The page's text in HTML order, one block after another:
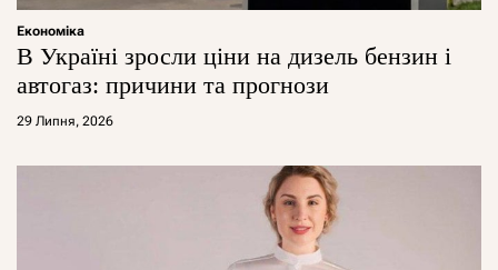
Економіка
В Україні зросли ціни на дизель бензин і
автогаз: причини та прогнози
29 Липня, 2026